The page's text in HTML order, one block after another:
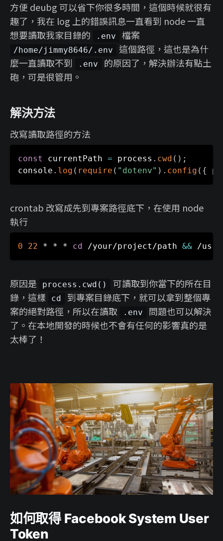
方便 deubg 可以省下你很多時間，這個時候就很有
趣了，我在 log 上的錯誤訊息一直看到 node 一直
想要讀取我家目錄的
.env 檔案
/home/jimmy8646/.env
這個路徑，這也是為什
麼一直讀取不到
.env
的原因了，解決辦法有點土
砲，可是很管用。
解決方法
改寫讀取路徑的方法
const currentPath = process . cwd ( ) ;
console . log ( require ( "dotenv" ) . config ( {
crontab 改寫成先到專案路徑底下，在使用 node
執行
0 22 * * * cd /your/project/path && /usr/
原因是 process.cwd()
可讀取到你當下的所在目
錄，這樣
cd
到專案目錄底下，就可以拿到整個專
案的絕對路徑，所以在讀取
.env
問題也可以解決
了。在本地開發的時候也不會有任何的影響真的是
太棒了！
如何取得 Facebook System User
Token